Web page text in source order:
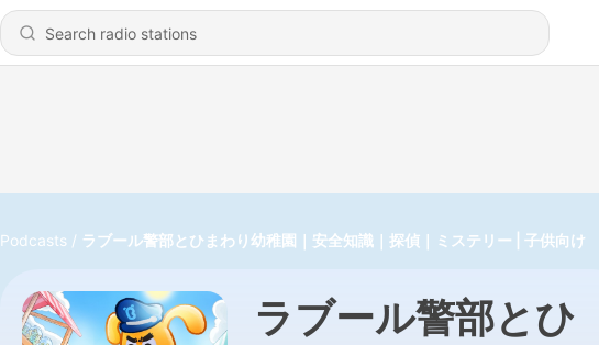
Podcasts ラブール警部とひまわり幼稚園｜安全知識｜探偵｜ミステリー | 子供向け
ラブール警部とひ